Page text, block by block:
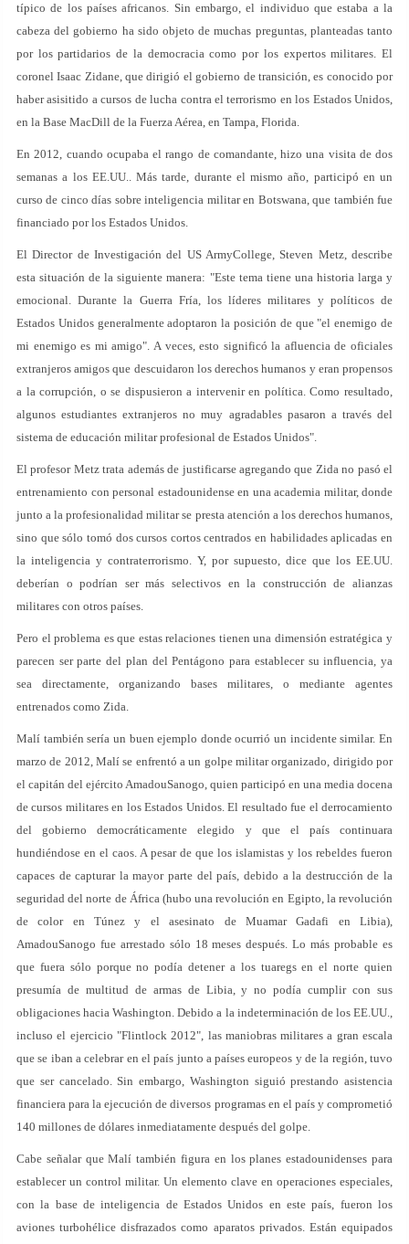
típico de los países africanos. Sin embargo, el individuo que estaba a la
cabeza del gobierno ha sido objeto de muchas preguntas, planteadas tanto
por los partidarios de la democracia como por los expertos militares. El
coronel Isaac Zidane, que dirigió el gobierno de transición, es conocido por
haber asisitido a cursos de lucha contra el terrorismo en los Estados Unidos,
en la Base MacDill de la Fuerza Aérea, en Tampa, Florida.
En 2012, cuando ocupaba el rango de comandante, hizo una visita de dos
semanas a los EE.UU.. Más tarde, durante el mismo año, participó en un
curso de cinco días sobre inteligencia militar en Botswana, que también fue
financiado por los Estados Unidos.
El Director de Investigación del US ArmyCollege, Steven Metz, describe
esta situación de la siguiente manera: "Este tema tiene una historia larga y
emocional. Durante la Guerra Fría, los líderes militares y políticos de
Estados Unidos generalmente adoptaron la posición de que "el enemigo de
mi enemigo es mi amigo". A veces, esto significó la afluencia de oficiales
extranjeros amigos que descuidaron los derechos humanos y eran propensos
a la corrupción, o se dispusieron a intervenir en política. Como resultado,
algunos estudiantes extranjeros no muy agradables pasaron a través del
sistema de educación militar profesional de Estados Unidos".
El profesor Metz trata además de justificarse agregando que Zida no pasó el
entrenamiento con personal estadounidense en una academia militar, donde
junto a la profesionalidad militar se presta atención a los derechos humanos,
sino que sólo tomó dos cursos cortos centrados en habilidades aplicadas en
la inteligencia y contraterrorismo. Y, por supuesto, dice que los EE.UU.
deberían o podrían ser más selectivos en la construcción de alianzas
militares con otros países.
Pero el problema es que estas relaciones tienen una dimensión estratégica y
parecen ser parte del plan del Pentágono para establecer su influencia, ya
sea directamente, organizando bases militares, o mediante agentes
entrenados como Zida.
Malí también sería un buen ejemplo donde ocurrió un incidente similar. En
marzo de 2012, Malí se enfrentó a un golpe militar organizado, dirigido por
el capitán del ejército AmadouSanogo, quien participó en una media docena
de cursos militares en los Estados Unidos. El resultado fue el derrocamiento
del gobierno democráticamente elegido y que el país continuara
hundiéndose en el caos. A pesar de que los islamistas y los rebeldes fueron
capaces de capturar la mayor parte del país, debido a la destrucción de la
seguridad del norte de África (hubo una revolución en Egipto, la revolución
de color en Túnez y el asesinato de Muamar Gadafi en Libia),
AmadouSanogo fue arrestado sólo 18 meses después. Lo más probable es
que fuera sólo porque no podía detener a los tuaregs en el norte quien
presumía de multitud de armas de Libia, y no podía cumplir con sus
obligaciones hacia Washington. Debido a la indeterminación de los EE.UU.,
incluso el ejercicio "Flintlock 2012", las maniobras militares a gran escala
que se iban a celebrar en el país junto a países europeos y de la región, tuvo
que ser cancelado. Sin embargo, Washington siguió prestando asistencia
financiera para la ejecución de diversos programas en el país y comprometió
140 millones de dólares inmediatamente después del golpe.
Cabe señalar que Malí también figura en los planes estadounidenses para
establecer un control militar. Un elemento clave en operaciones especiales,
con la base de inteligencia de Estados Unidos en este país, fueron los
aviones turbohélice disfrazados como aparatos privados. Están equipados